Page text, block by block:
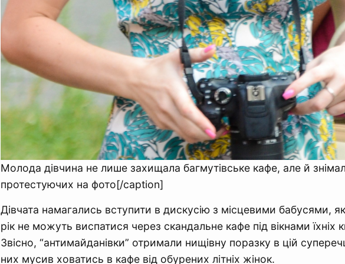
Молода дівчина не лише захищала багмутівське кафе, але й
протестуючих на фото[/caption]
Дівчата намагались вступити в дискусію з місцевими бабусями,
рік не можуть виспатися через скандальне кафе під вікнами їхніх
Звісно, “антимайданівки” отримали нищівну поразку в цій
них мусив ховатись в кафе від обурених літніх жінок.